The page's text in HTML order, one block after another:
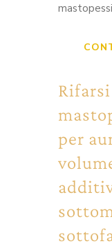
per